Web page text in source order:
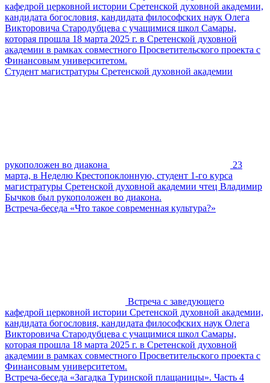
кафедрой церковной истории Сретенской духовной академии,
кандидата богословия, кандидата философских наук Олега
Викторовича Стародубцева с учащимися школ Самары,
которая прошла 18 марта 2025 г. в Сретенской духовной
академии в рамках совместного Просветительского проекта с
Финансовым университетом.
Студент магистратуры Сретенской духовной академии
рукоположен во диакона
23
марта, в Неделю Крестопоклонную, студент 1-го курса
магистратуры Сретенской духовной академии чтец Владимир
Бычков был рукоположен во диакона.
Встреча-беседа «Что такое современная культура?»
Встреча с заведующего
кафедрой церковной истории Сретенской духовной академии,
кандидата богословия, кандидата философских наук Олега
Викторовича Стародубцева с учащимися школ Самары,
которая прошла 18 марта 2025 г. в Сретенской духовной
академии в рамках совместного Просветительского проекта с
Финансовым университетом.
Встреча-беседа «Загадка Туринской плащаницы». Часть 4